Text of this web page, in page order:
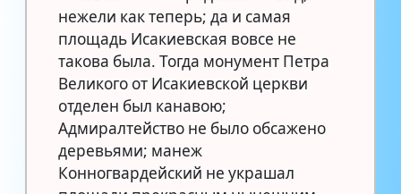
нежели как теперь; да и самая
площадь Исакиевская вовсе не
такова была. Тогда монумент Петра
Великого от Исакиевской церкви
отделен был канавою;
Адмиралтейство не было обсажено
деревьями; манеж
Конногвардейский не украшал